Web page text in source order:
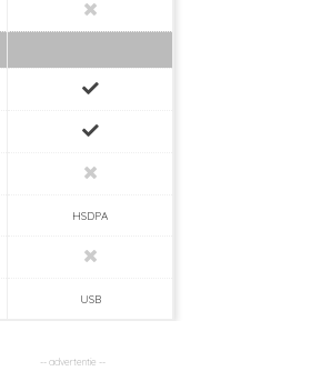
HSDPA
USB